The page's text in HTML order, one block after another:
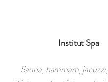
Institut Spa
Sauna, hammam,